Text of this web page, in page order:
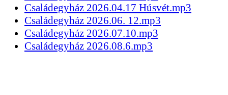
Családegyház 2026.04.17 Húsvét.mp3
Családegyház 2026.06. 12.mp3
Családegyház 2026.07.10.mp3
Családegyház 2026.08.6.mp3